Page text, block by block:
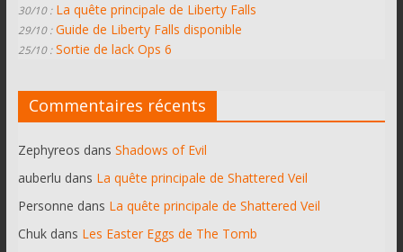
30/10 : La quête principale de Liberty Falls
29/10 : Guide de Liberty Falls disponible
25/10 : Sortie de lack Ops 6
Commentaires récents
Zephyreos dans Shadows of Evil
auberlu dans La quête principale de Shattered Veil
Personne dans La quête principale de Shattered Veil
Chukdans Les Easter Eggs de The Tomb